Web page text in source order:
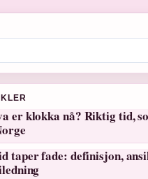
er klokka nå? Riktig tid,
taper fade: definisjon,